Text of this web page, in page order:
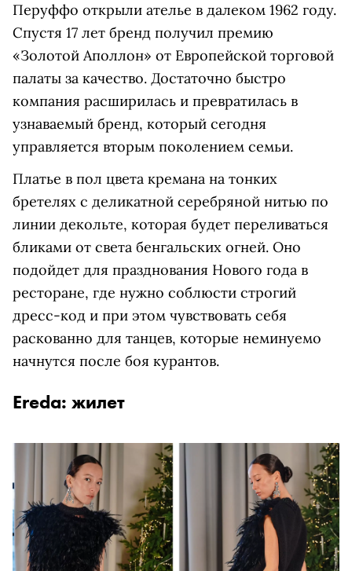
Перуффо открыли ателье в далеком 1962 году.
Спустя 17 лет бренд получил премию
«Золотой Аполлон» от Европейской торговой
палаты за качество. Достаточно быстро
компания расширилась и превратилась в
узнаваемый бренд, который сегодня
управляется вторым поколением семьи.
Платье в пол цвета кремана на тонких
бретелях с деликатной серебряной нитью по
линии декольте, которая будет переливаться
бликами от света бенгальских огней. Оно
подойдет для празднования Нового года в
ресторане, где нужно соблюсти строгий
дресс-код и при этом чувствовать себя
раскованно для танцев, которые неминуемо
начнутся после боя курантов.
Ereda: жилет